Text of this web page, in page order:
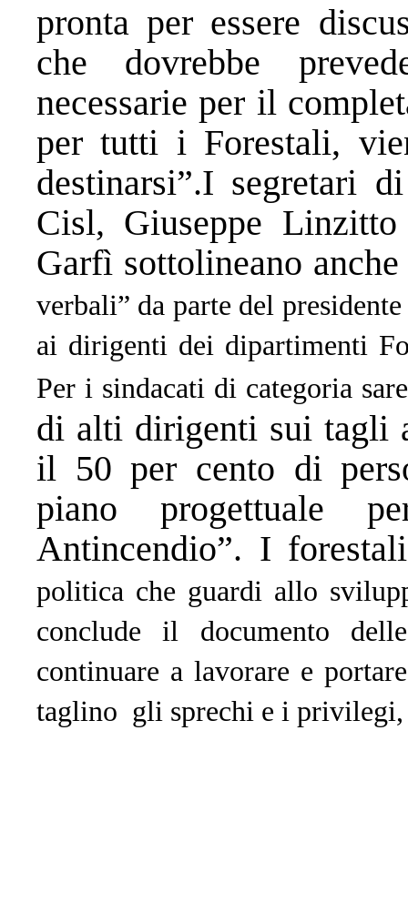
pronta per essere
che dovrebbe
necessarie per il
per tutti i Forestali,
destinarsi”.I segretari
Cisl, Giuseppe
Garfì sottolineano
verbali” da parte del
ai dirigenti dei dipartimenti
Per i sindacati di categoria
di alti dirigenti sui tagli
il 50 per cento di
piano progettuale
Antincendio”. I
politica che guardi allo
conclude il documento
continuare a lavorare e
taglino gli sprechi e i